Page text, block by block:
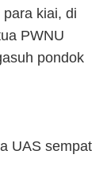
kiai, di
PWNU
pondok
UAS sempat